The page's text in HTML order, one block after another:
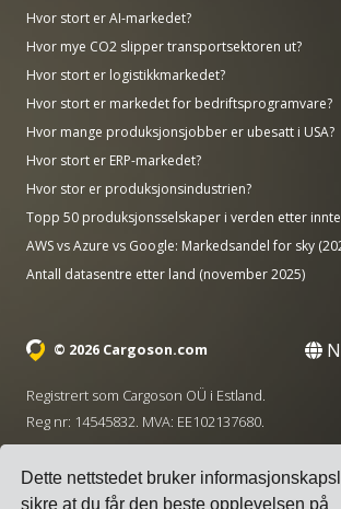
Dette nettstedet bruker
sikre at du får den beste opplevelsen på
Hvor stort er AI-markedet?
Hvor mye CO2 slipper transportsektoren ut?
Hvor stort er logistikkmarkedet?
Hvor stort er markedet for bedriftsprogramvare?
Hvor mange produksjonsjobber er ubesatt i USA?
Hvor stort er ERP-markedet?
Hvor stor er produksjonsindustrien?
Topp 50 produksjonsselskaper i verden etter
AWS vs Azure vs Google: Markedsandel for sky
Antall datasentre etter land (november 2025)
© 2026 Cargoson.com
Registrert som Cargoson OÜ i Estland.
Reg nr: 14545832. MVA: EE102137680.
+372 5555 0028 · hello@cargoson.com